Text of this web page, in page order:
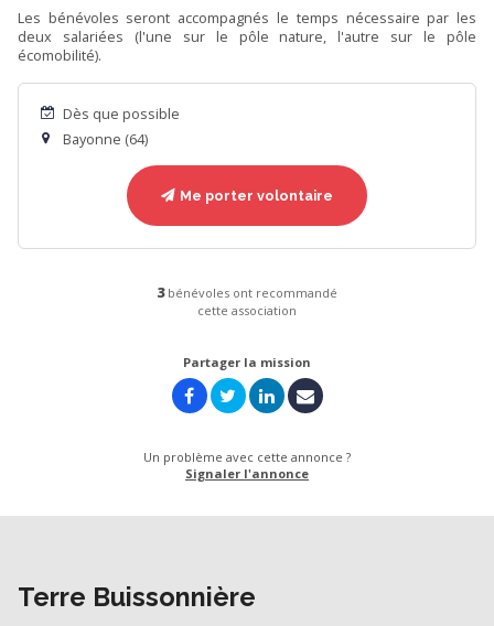
Les bénévoles seront accompagnés le temps nécessaire par les
deux salariées (l'une sur le pôle nature, l'autre sur le pôle
écomobilité).
Dès que possible
Bayonne (64)
Me porter volontaire
3bénévoles ont recommandé
cette association
Partager la mission
Un problème avec cette annonce ?
Signaler l'annonce
Terre Buissonnière